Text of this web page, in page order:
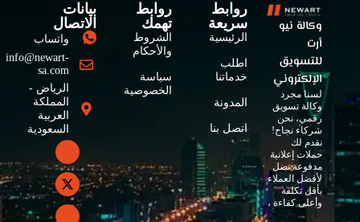
وكالة نيو
أرت
للتسويق
الإلكتروني
لسنا مجرد
وكالة تسويق
رقمي، نحن
شركاء نجاح!
نقدم لك
حملات إعلانية
مدفوعة تصل
لأفضل العملاء
بأقل تكلفة
وأعلى كفاءة ،
روابط
سريعة
الرئيسية
اطلب
خدماتنا
المدونة
اتصل بنا
روابط
تهمك
الشروط
والأحكام
سياسة
الخصوصية
بيانات
الاتصال
واتساب
info@newart-
sa.com
الرياض -
المملكة
العربية
السعودية